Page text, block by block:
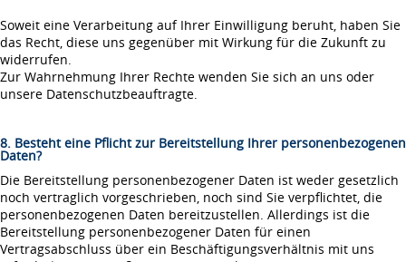
Soweit eine Verarbeitung auf Ihrer Einwilligung beruht, haben Sie
das Recht, diese uns gegenüber mit Wirkung für die Zukunft zu
widerrufen.
Zur Wahrnehmung Ihrer Rechte wenden Sie sich an uns oder
unsere Datenschutzbeauftragte.
8. Besteht eine Pflicht zur Bereitstellung Ihrer personenbezogenen
Daten?
Die Bereitstellung personenbezogener Daten ist weder gesetzlich
noch vertraglich vorgeschrieben, noch sind Sie verpflichtet, die
personenbezogenen Daten bereitzustellen. Allerdings ist die
Bereitstellung personenbezogener Daten für einen
Vertragsabschluss über ein Beschäftigungsverhältnis mit uns